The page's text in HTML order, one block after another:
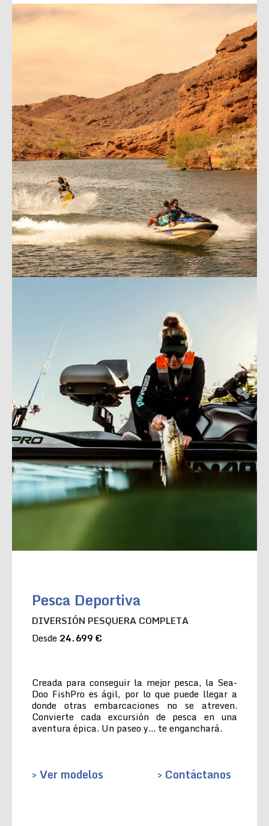
Pesca Deportiva
DIVERSIÓN PESQUERA COMPLETA
Desde 24.699 €
Creada para conseguir la mejor pesca, la Sea-
Doo FishPro es ágil, por lo que puede llegar a
donde otras embarcaciones no se atreven.
Convierte cada excursión de pesca en una
aventura épica. Un paseo y… te enganchará.
> Ver modelos > Contáctanos